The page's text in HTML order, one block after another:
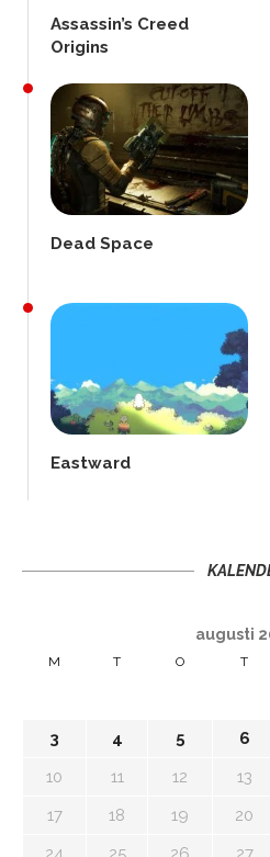
Assassin’s Creed
Origins
Dead Space
Eastward
augusti
M T O T
3
4 5 6
10
11 12 13
17
18 19 20